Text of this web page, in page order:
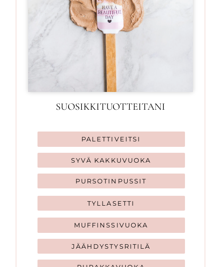
SUOSIKKITUOTTEITANI
PALETTIVEITSI
SYVÄ KAKKUVUOKA
PURSOTINPUSSIT
TYLLASETTI
MUFFINSSIVUOKA
JÄÄHDYSTYSRITILÄ